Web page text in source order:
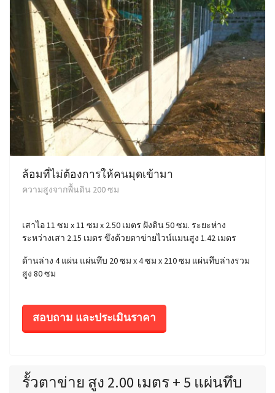
ล้อมที่ไม่ต้องการให้คนมุดเข้ามา
ความสูงจากพื้นดิน 200 ซม
เสาไอ 11 ซม x 11 ซม x 2.50 เมตร ฝังดิน 50 ซม. ระยะห่าง
ระหว่างเสา 2.15 เมตร ขึงด้วยตาข่ายไวน์แมนสูง 1.42 เมตร
ด้านล่าง 4 แผ่น แผ่นทึบ 20 ซม x 4 ซม x 210 ซม แผ่นทึบล่างรวม
สูง 80 ซม
สอบถาม และประเมินราคา
รั้วตาข่าย สูง 2.00 เมตร + 5 แผ่นทึบ